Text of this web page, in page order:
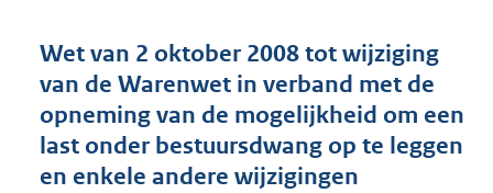
n
d
s
g
o
o
Wet van 2 oktober 2008 tot wijziging
van de Warenwet in verband met de
opneming van de mogelijkheid om een
last onder bestuursdwang op te leggen
en enkele andere wijzigingen